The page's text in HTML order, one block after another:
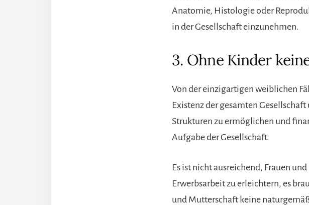
Anatomie, Histologie oder
in der Gesellschaft einzunehmen.
3. Ohne Kinder
Von der einzigartigen weiblichen
Existenz der gesamten
Strukturen zu ermöglichen und
Aufgabe der Gesellschaft.
Es ist nicht ausreichend, Frauen
Erwerbsarbeit zu erleichtern, es
und Mutterschaft keine